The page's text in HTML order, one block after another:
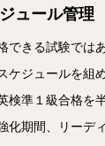
ュール管理
できる試験では
ケジュールを組
検準１級合格を
化期間、リーデ